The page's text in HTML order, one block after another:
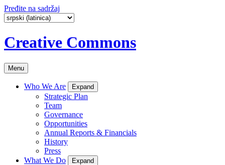
Pređite na sadržaj
Creative Commons
Menu
Who We Are Expand
Strategic Plan
Team
Governance
Opportunities
Annual Reports & Financials
History
Press
What We Do
Expand